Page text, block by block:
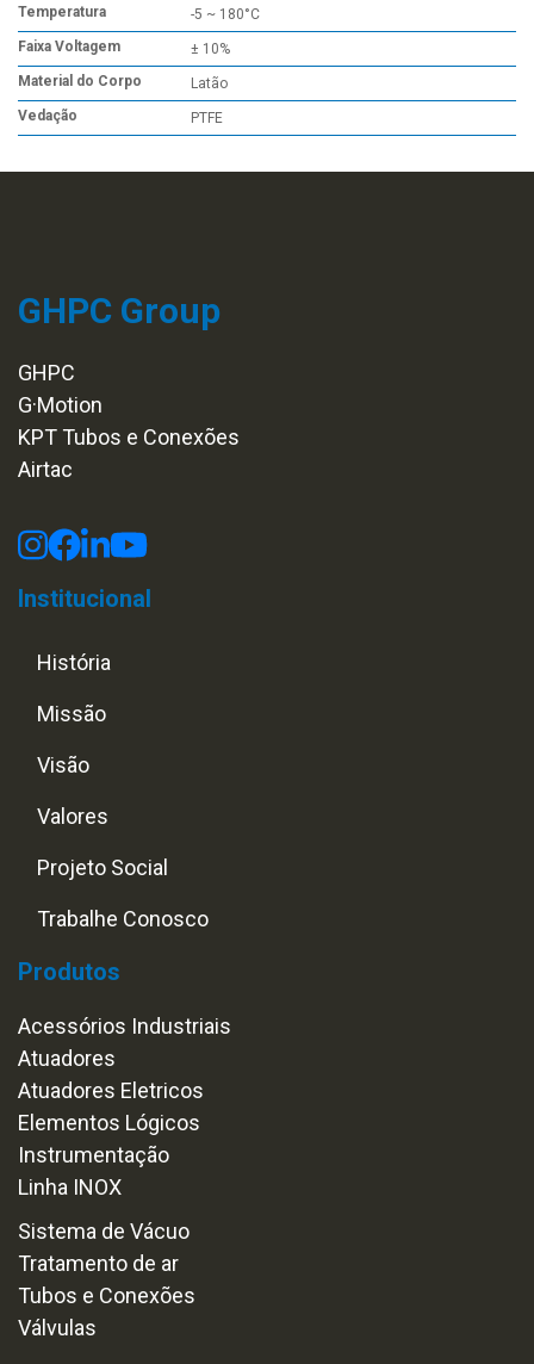
Temperatura
-5 ~ 180°C
Faixa Voltagem
± 10%
Material do Corpo
Latão
Vedação
PTFE
GHPC Group
GHPC
G·Motion
KPT Tubos e Conexões
Airtac
Institucional
História
Missão
Visão
Valores
Projeto Social
Trabalhe Conosco
Produtos
Acessórios Industriais
Atuadores
Atuadores Eletricos
Elementos Lógicos
Instrumentação
Linha INOX
Sistema de Vácuo
Tratamento de ar
Tubos e Conexões
Válvulas